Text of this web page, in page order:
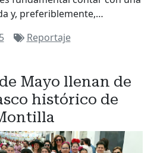
y, preferiblemente,…
Reportaje
Mayo llenan de
histórico de